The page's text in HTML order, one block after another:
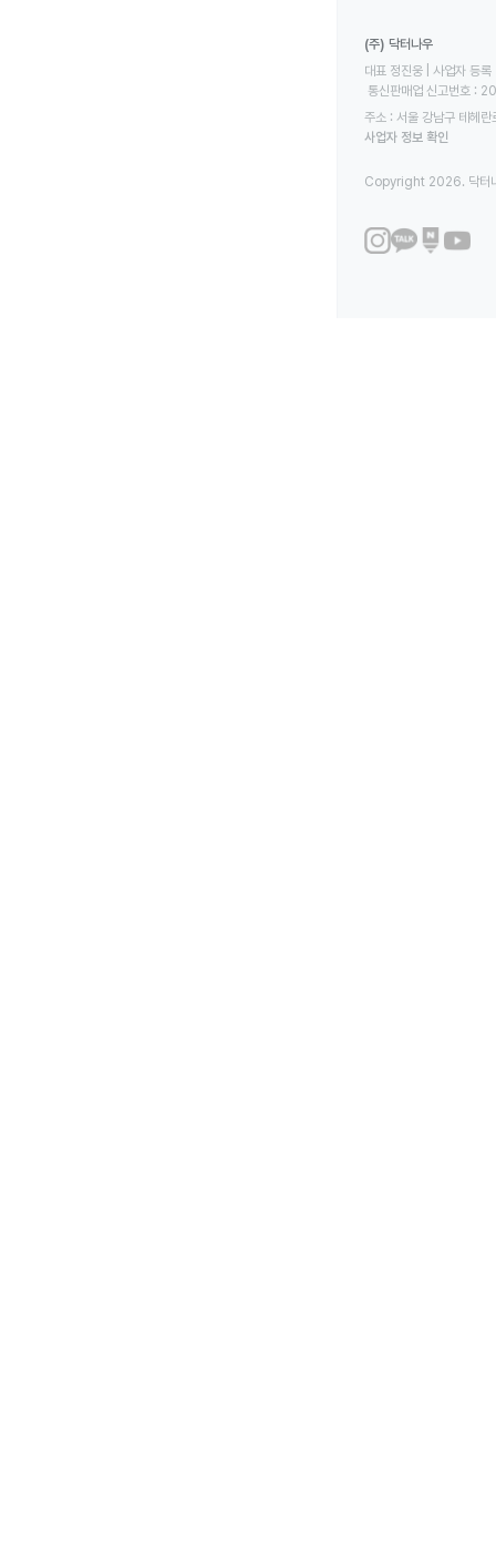
(주) 닥터나우
대표 정진웅 | 사업자
통신판매업 신고번호
주소 : 서울 강남구 테헤
사업자 정보 확인
Copyright 2026. 닥터